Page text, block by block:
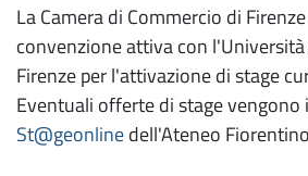
La Camera di Commercio di
convenzione attiva con
Firenze per l'attivazione di stage
Eventuali offerte di stage vengono
St@geonlinedell'Ateneo